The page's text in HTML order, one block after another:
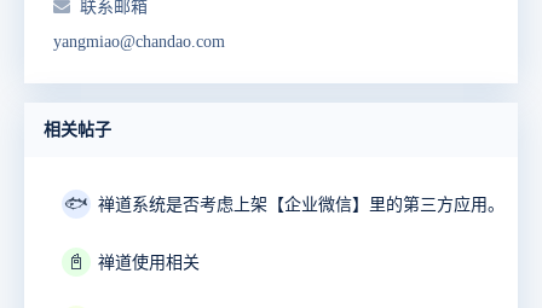
联系邮箱
yangmiao@chandao.com
相关帖子
🐟 禅道系统是否考虑上架【企业微信】里的第三方应用。
📓 禅道使用相关